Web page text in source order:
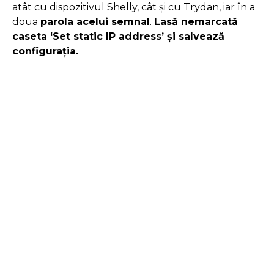
atât cu dispozitivul Shelly, cât și cu Trydan, iar în a
doua parola acelui semnal. Lasă nemarcată
caseta ‘Set static IP address’ și salvează
configurația.